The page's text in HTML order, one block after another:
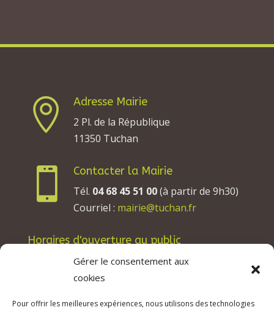
Gérer le consentement aux
cookies
Pour offrir les meilleures expériences, nous utilisons des technologies

Adresse Mairie
2 Pl. de la République
11350 Tuchan

Contacter la Mairie
Tél. 04 68 45 51 00(à partir de 9h30)
Courriel : mairie@tuchan.fr
Horaires d'ouverture au public
Les lundis, mardis et jeudis : de 8h à 12h et de
13h30 à 17h30.